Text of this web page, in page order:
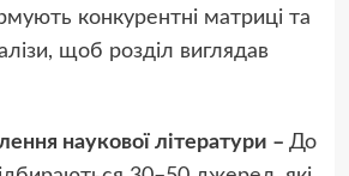
конкурентні матриці та
щоб розділ виглядав
наукової літератури – До